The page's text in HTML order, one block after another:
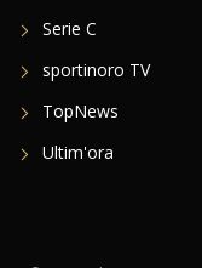
Serie C
sportinoro TV
TopNews
Ultim'ora